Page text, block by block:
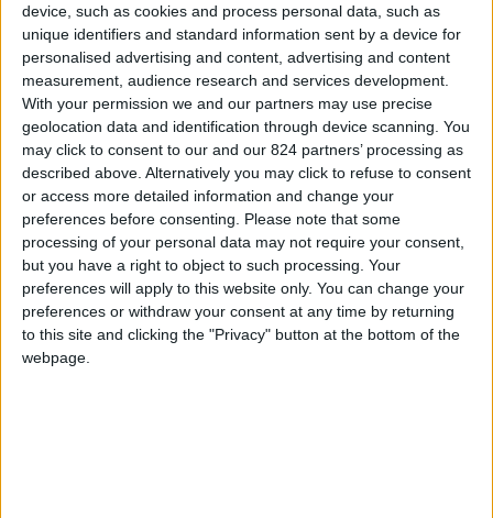
device, such as cookies and process personal data, such as
unique identifiers and standard information sent by a device for
personalised advertising and content, advertising and content
measurement, audience research and services development.
With your permission we and our partners may use precise
geolocation data and identification through device scanning. You
may click to consent to our and our 824 partners’ processing as
described above. Alternatively you may click to refuse to consent
or access more detailed information and change your
preferences before consenting.
Please note that some
processing of your personal data may not require your consent,
but you have a right to object to such processing. Your
preferences will apply to this website only. You can change your
preferences or withdraw your consent at any time by returning
to this site and clicking the "Privacy" button at the bottom of the
webpage.
“L’importante- scrive- è avere chiaro che si può
cambiare da un giorno all’altro luogo di residenza
e professione, mauno stile di vita non si
”. La virata va ponderata, misurata, e,
soprattutto, programmata. Decisa in modo
tranquillo anche dal resto della famiglia, se non
si è soli. Per l’Occidente, pensare alla decrescita,
non è solo inevitabile. “E’ anche- si legge-
desiderabile”, in quanto è l’unica occasione non
conflittuale e non distruttiva per andare verso